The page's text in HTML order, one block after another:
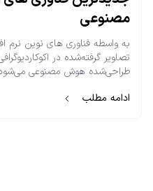
مصنوعی
به واسطه فناوری های نوین نرم
تصاویر گرفته‌شده در
طراحی‌شده هوش مصنوعی
ادامه مطلب